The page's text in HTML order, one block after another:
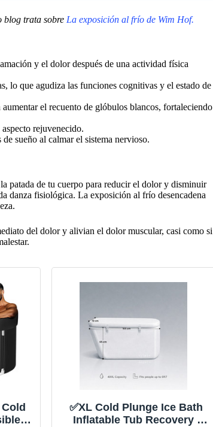
blog trata sobre La exposición al frío de Wim Hof.
y el dolor después de una actividad física
lo que agudiza las funciones cognitivas y el estado de
el recuento de glóbulos blancos, fortaleciendo
rejuvenecido.
sueño al calmar el sistema nervioso.
patada de tu cuerpo para reducir el dolor y disminuir
danza fisiológica. La exposición al frío desencadena
del dolor y alivian el dolor muscular, casi como si
✅XL Cold Plunge Ice Bath
Inflatable Tub Recovery |